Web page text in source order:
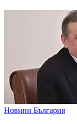
Новини България